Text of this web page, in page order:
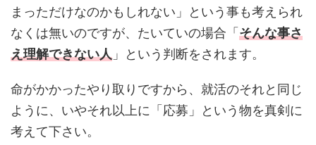
まっただけなのかもしれない」という事も考えられ
なくは無いのですが、たいていの場合「 そんな事さ
え理解できない人 」という判断をされます。
命がかかったやり取りですから、就活のそれと同じ
ように、いやそれ以上に「応募」という物を真剣に
考えて下さい。